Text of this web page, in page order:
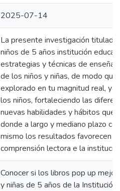
2025-07-14
La presente investigación
niños de 5 años institución
estrategias y técnicas de
de los niños y niñas, de modo
explorado en tu magnitud real, ya
los niños, fortaleciendo las
nuevas habilidades y hábitos que
donde a largo y mediano plazo
mismo los resultados favorecen
comprensión lectora e la
Conocer si los libros pop up
y niñas de 5 años de la Institución